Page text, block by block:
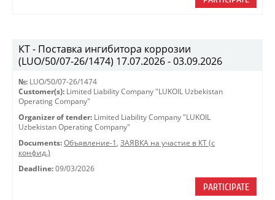
КТ - Поставка ингибитора коррозии
(LUO/50/07-26/1474) 17.07.2026 - 03.09.2026
№: LUO/50/07-26/1474
Customer(s): Limited Liability Company "LUKOIL Uzbekistan
Operating Company"
Organizer of tender: Limited Liability Company "LUKOIL
Uzbekistan Operating Company"
Documents: Объявление-1 , ЗАЯВКА на участие в КТ (с
конфид.)
Deadline: 09/03/2026
PARTICIPATE